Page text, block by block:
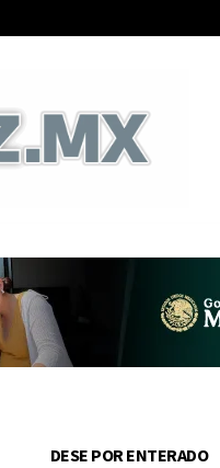
DESE POR ENTERADO